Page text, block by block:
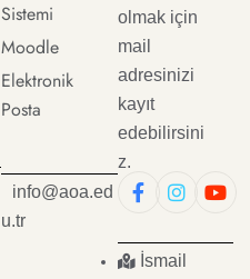
Sistemi
Moodle
Elektronik
Posta
info@aoa.ed
u.tr
olmak için
mail
adresinizi
kayıt
edebilirsini
z.
İsmail